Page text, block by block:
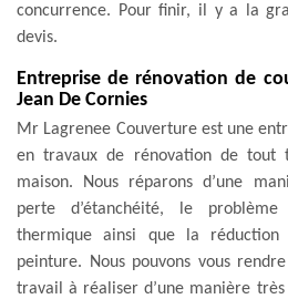
concurrence. Pour finir, il y a la
devis.
Entreprise de rénovation de
Jean De Cornies
Mr Lagrenee Couverture est une
en travaux de rénovation de tout
maison. Nous réparons d’une
perte d’étanchéité, le
thermique ainsi que la
peinture. Nous pouvons vous
travail à réaliser d’une manière